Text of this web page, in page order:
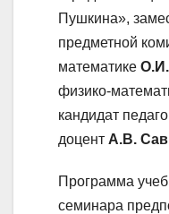
Пушкина»,
предметной
математике
физико-
кандидат
доцент А.В.
Программа
семинара